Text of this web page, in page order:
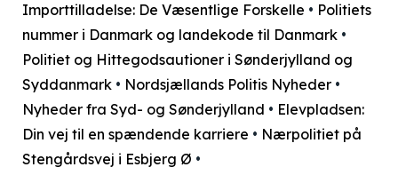
Importtilladelse: De Væsentlige Forskelle • Politiets
nummer i Danmark og landekode til Danmark •
Politiet og Hittegodsautioner i Sønderjylland og
Syddanmark • Nordsjællands Politis Nyheder •
Nyheder fra Syd- og Sønderjylland • Elevpladsen:
Din vej til en spændende karriere • Nærpolitiet på
Stengårdsvej i Esbjerg Ø •